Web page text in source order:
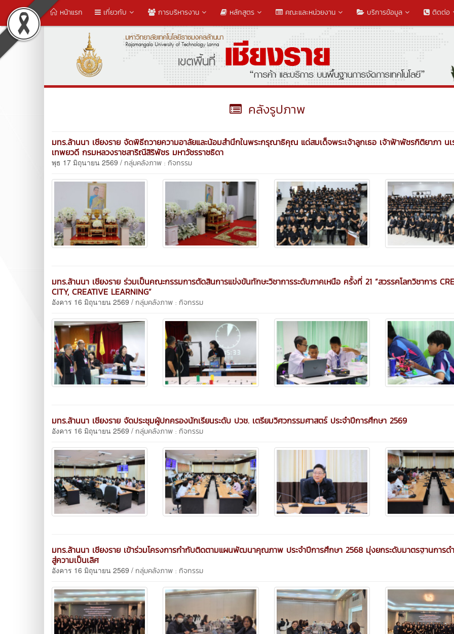
หน้าแรก เกี่ยวกับ การบริหารงาน หลักสูตร คณะและหน่วยงาน บริการข้อมูล ติดต่อ
คลังรูปภาพ
มทร.ล้านนา เชียงราย จัดพิธีถวายความอาลัยและน้อมสำนึกในพระกรุณาธิคุณ แด่สมเด็จพระเจ้าลูกเธอ เจ้าฟ้าพัชรกิติยาภา น
เทพยวดี กรมหลวงราชสาริณีสิริพัชร มหาวัชรราชธิดา
พุธ 17 มิถุนายน 2569 / กลุ่มคลังภาพ : กิจกรรม
มทร.ล้านนา เชียงราย ร่วมเป็นคณะกรรมการตัดสินการแข่งขันทักษะวิชาการระดับภาคเหนือ ครั้งที่ 21 “สวรรคโลกวิชาการ
CITY, CREATIVE LEARNING”
อังคาร 16 มิถุนายน 2569 / กลุ่มคลังภาพ : กิจกรรม
มทร.ล้านนา เชียงราย จัดประชุมผู้ปกครองนักเรียนระดับ ปวช. เตรียมวิศวกรรมศาสตร์ ประจำปีการศึกษา 2569
อังคาร 16 มิถุนายน 2569 / กลุ่มคลังภาพ : กิจกรรม
มทร.ล้านนา เชียงราย เข้าร่วมโครงการกำกับติดตามแผนพัฒนาคุณภาพ ประจำปีการศึกษา 2568 มุ่งยกระดับมาตรฐานการด
สู่ความเป็นเลิศ
อังคาร 16 มิถุนายน 2569 / กลุ่มคลังภาพ : กิจกรรม